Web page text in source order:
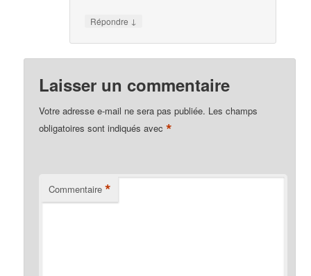
Répondre ↓
Laisser un commentaire
Votre adresse e-mail ne sera pas publiée. Les champs
obligatoires sont indiqués avec*
Commentaire *